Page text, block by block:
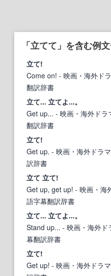
「立てて」を含む例
立て!
Come on! - 映画・海外ド
翻訳辞書
立て... 立てよ...。
Get up... - 映画・海外ドラ
翻訳辞書
立て!
Get up. - 映画・海外ドラ
訳辞書
立て 立て!
Get up, get up! - 映画・海
語字幕翻訳辞書
立て... 立てよ...。
Stand up... - 映画・海外ド
幕翻訳辞書
立て!
Get up! - 映画・海外ドラ